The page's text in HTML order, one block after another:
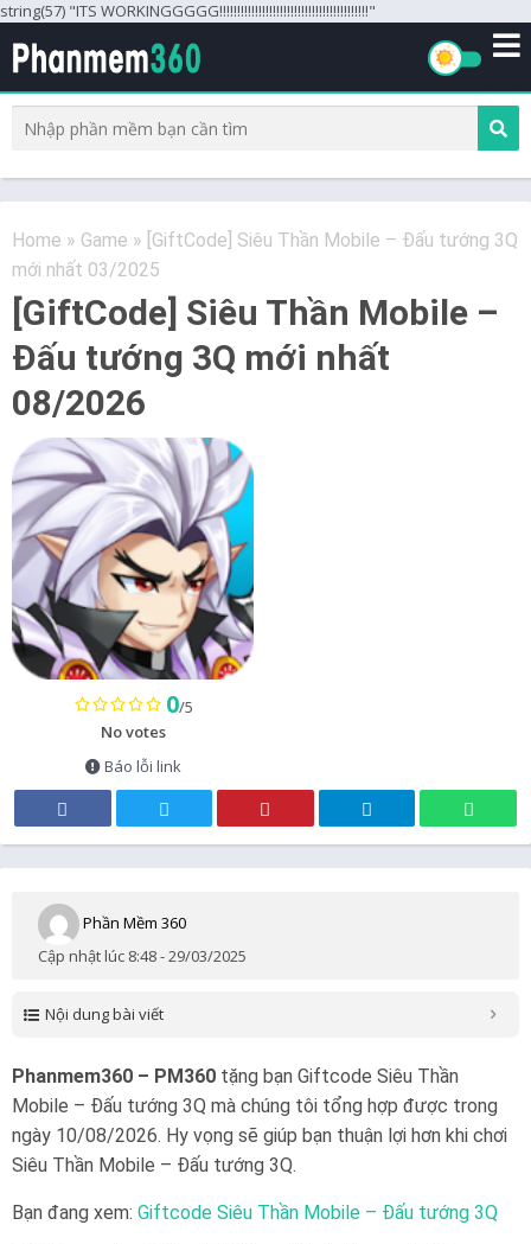
string(57) "ITS WORKINGGGGG!!!!!!!!!!!!!!!!!!!!!!!!!!!!!!!!!!!!!!!!!!"
Home » Game » [GiftCode] Siêu Thần Mobile – Đấu tướng 3Q
mới nhất 03/2025
[GiftCode] Siêu Thần Mobile –
Đấu tướng 3Q mới nhất
08/2026
0/5
No votes
Báo lỗi link
Phần Mềm 360
Cập nhật lúc 8:48 - 29/03/2025
Nội dung bài viết
Phanmem360 – PM360 tặng bạn Giftcode Siêu Thần
Mobile – Đấu tướng 3Q mà chúng tôi tổng hợp được trong
ngày 10/08/2026. Hy vọng sẽ giúp bạn thuận lợi hơn khi chơi
Siêu Thần Mobile – Đấu tướng 3Q.
Bạn đang xem: Giftcode Siêu Thần Mobile – Đấu tướng 3Q